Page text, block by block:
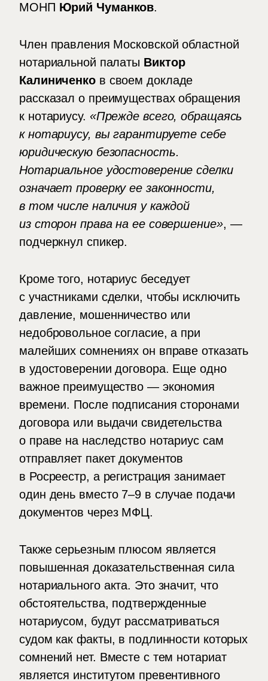
МОНП Юрий Чуманков.
Член правления Московской областной
нотариальной палаты Виктор
Калиниченков своем докладе
рассказал о преимуществах обращения
к нотариусу. «Прежде всего, обращаясь
к нотариусу, вы гарантируете себе
юридическую безопасность.
Нотариальное удостоверение сделки
означает проверку ее законности,
в том числе наличия у каждой
из сторон права на ее совершение», —
подчеркнул спикер.
Кроме того, нотариус беседует
с участниками сделки, чтобы исключить
давление, мошенничество или
недобровольное согласие, а при
малейших сомнениях он вправе отказать
в удостоверении договора. Еще одно
важное преимущество — экономия
времени. После подписания сторонами
договора или выдачи свидетельства
о праве на наследство нотариус сам
отправляет пакет документов
в Росреестр, а регистрация занимает
один день вместо 7–9 в случае подачи
документов через МФЦ.
Также серьезным плюсом является
повышенная доказательственная сила
нотариального акта. Это значит, что
обстоятельства, подтвержденные
нотариусом, будут рассматриваться
судом как факты, в подлинности которых
сомнений нет. Вместе с тем нотариат
является институтом превентивного